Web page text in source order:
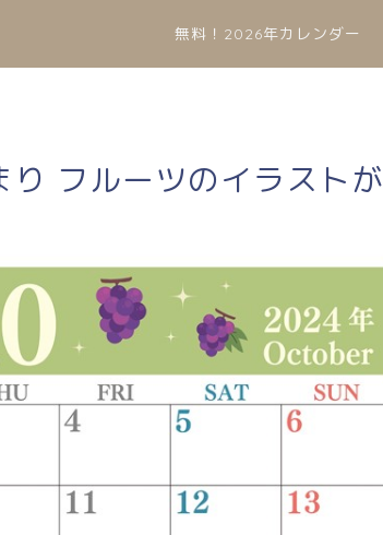
無料！2026年カレンダー
フルーツのイラストが